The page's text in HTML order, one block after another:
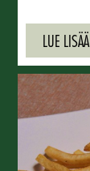
LUE LISÄÄ